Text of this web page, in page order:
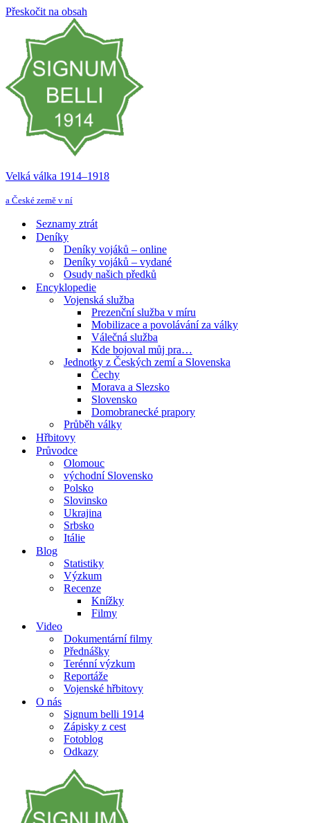
Přeskočit na obsah
Velká válka 1914–⁠⁠⁠⁠⁠⁠1918
a České země v ní
Seznamy ztrát
Deníky
Deníky vojáků – online
Deníky vojáků – vydané
Osudy našich předků
Encyklopedie
Vojenská služba
Prezenční služba v míru
Mobilizace a povolávání za války
Válečná služba
Kde bojoval můj pra…
Jednotky z Českých zemí a Slovenska
Čechy
Morava a Slezsko
Slovensko
Domobranecké prapory
Průběh války
Hřbitovy
Průvodce
Olomouc
východní Slovensko
Polsko
Slovinsko
Ukrajina
Srbsko
Itálie
Blog
Statistiky
Výzkum
Recenze
Knížky
Filmy
Video
Dokumentární filmy
Přednášky
Terénní výzkum
Reportáže
Vojenské hřbitovy
O nás
Signum belli 1914
Zápisky z cest
Fotoblog
Odkazy